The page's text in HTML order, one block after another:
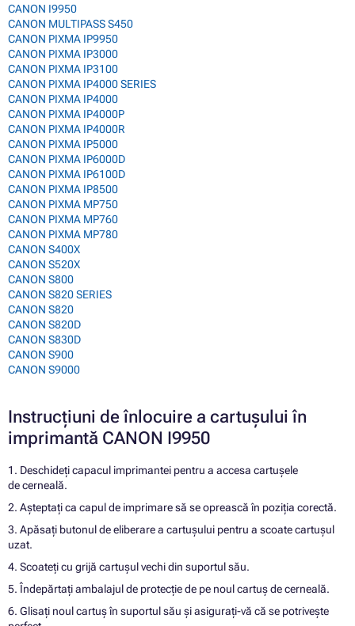
CANON I9950
CANON MULTIPASS S450
CANON PIXMA IP9950
CANON PIXMA IP3000
CANON PIXMA IP3100
CANON PIXMA IP4000 SERIES
CANON PIXMA IP4000
CANON PIXMA IP4000P
CANON PIXMA IP4000R
CANON PIXMA IP5000
CANON PIXMA IP6000D
CANON PIXMA IP6100D
CANON PIXMA IP8500
CANON PIXMA MP750
CANON PIXMA MP760
CANON PIXMA MP780
CANON S400X
CANON S520X
CANON S800
CANON S820 SERIES
CANON S820
CANON S820D
CANON S830D
CANON S900
CANON S9000
Instrucțiuni de înlocuire a cartușului în
imprimantă CANON I9950
1. Deschideți capacul imprimantei pentru a accesa cartușele
de cerneală.
2. Așteptați ca capul de imprimare să se oprească în poziția corectă.
3. Apăsați butonul de eliberare a cartușului pentru a scoate cartușul
uzat.
4. Scoateți cu grijă cartușul vechi din suportul său.
5. Îndepărtați ambalajul de protecție de pe noul cartuș de cerneală.
6. Glisați noul cartuș în suportul său și asigurați-vă că se potrivește